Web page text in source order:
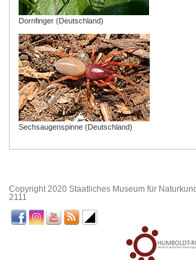
Dornfinger (Deutschland)
Sechsaugenspinne (Deutschland)
Copyright 2020 Staatliches Museum für
2111